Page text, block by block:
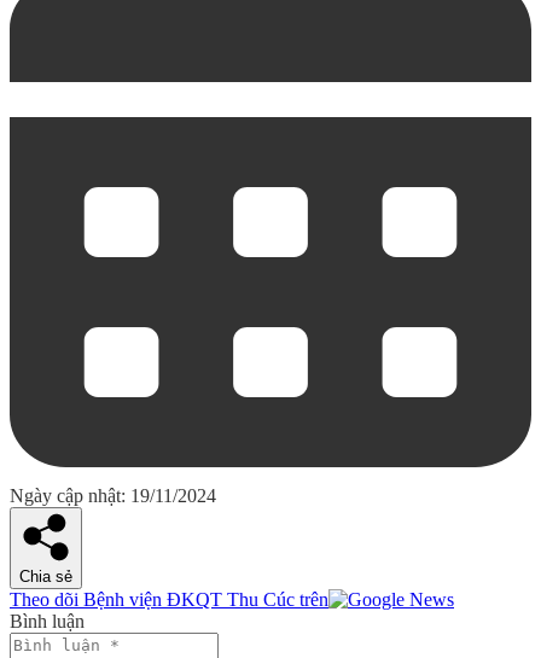
Ngày cập nhật: 19/11/2024
Chia sẻ
Theo dõi Bệnh viện ĐKQT Thu Cúc trên
Bình luận